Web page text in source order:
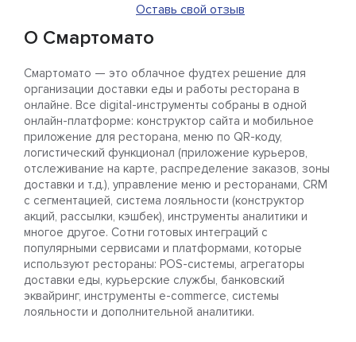
Оставь свой отзыв
О Смартомато
Смартомато — это облачное фудтех решение для
организации доставки еды и работы ресторана в
онлайне. Все digital-инструменты собраны в одной
онлайн-платформе: конструктор сайта и мобильное
приложение для ресторана, меню по QR-коду,
логистический функционал (приложение курьеров,
отслеживание на карте, распределение заказов, зоны
доставки и т.д.), управление меню и ресторанами, CRM
с сегментацией, система лояльности (конструктор
акций, рассылки, кэшбек), инструменты аналитики и
многое другое. Сотни готовых интеграций с
популярными сервисами и платформами, которые
используют рестораны: POS-системы, агрегаторы
доставки еды, курьерские службы, банковский
эквайринг, инструменты e-commerce, системы
лояльности и дополнительной аналитики.